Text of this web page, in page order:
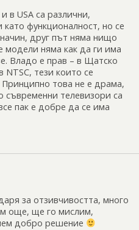
в USA са различни,
като функционалност, но се
друг път няма нищо
модели няма как да ги има
Владо е прав – в Щатско
NTSC, тези които се
Принципно това не е драма,
съвременни телевизори са
пак е добре да се има
за отзивчивостта, много
още, ще го мислим,
добро решение